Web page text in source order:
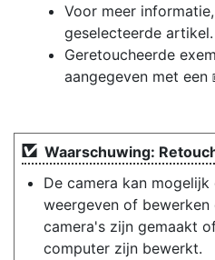
Voor meer
geselecteerde artikel.
Geretoucheerde
aangegeven met een
Waarschuwing:
De camera kan
weergeven of bewerken
camera's zijn gemaakt
computer zijn bewerkt.